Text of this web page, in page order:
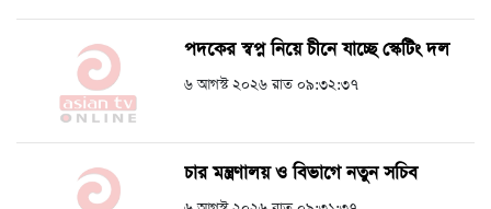
পদকের স্বপ্ন নিয়ে চীনে যাচ্ছে স্কেটিং দল
৬ আগস্ট ২০২৬ রাত ০৯:৩২:৩৭
চার মন্ত্রণালয় ও বিভাগে নতুন সচিব